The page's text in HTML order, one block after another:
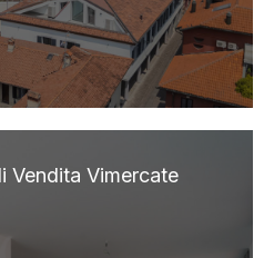
Vendita Vimercate